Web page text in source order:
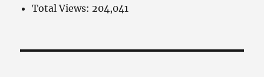
Total Views: 204,041